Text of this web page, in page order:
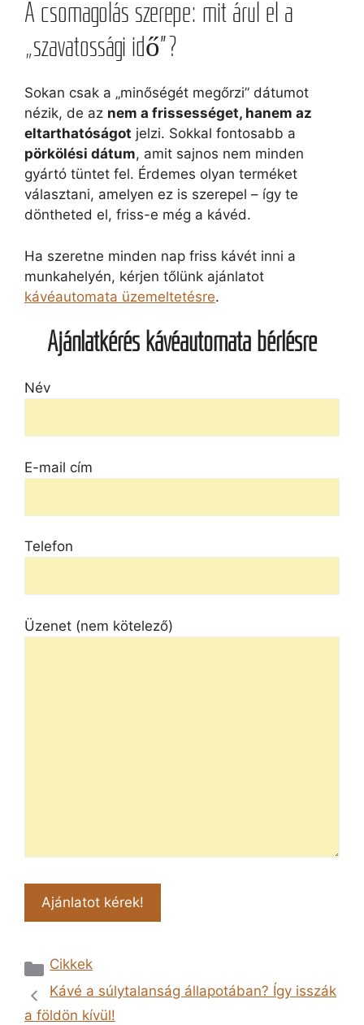
A csomagolás szerepe: mit árul el a
„szavatossági idő”?
Sokan csak a „minőségét megőrzi” dátumot
nézik, de az nem a frissességet, hanem az
eltarthatóságot jelzi. Sokkal fontosabb a
pörkölési dátum, amit sajnos nem minden
gyártó tüntet fel. Érdemes olyan terméket
választani, amelyen ez is szerepel – így te
döntheted el, friss-e még a kávéd.
Ha szeretne minden nap friss kávét inni a
munkahelyén, kérjen tőlünk ajánlatot
kávéautomata üzemeltetésre.
Ajánlatkérés kávéautomata bérlésre
Név
E-mail cím
Telefon
Üzenet (nem kötelező)
Kategória
Cikkek
Kávé a súlytalanság állapotában? Így isszák
a földön kívül!